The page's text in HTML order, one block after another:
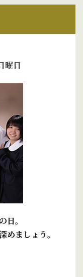
曜日
。
めましょう。